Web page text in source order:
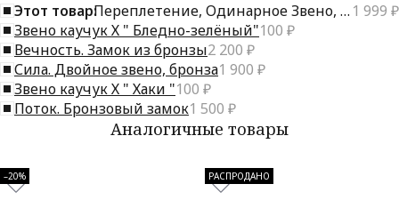
Этот товар: Переплетение, Одинарное Звено, Бронза 1 999 ₽
Звено каучук Х " Бледно-зелёный"100 ₽
Вечность. Замок из бронзы2 200 ₽
Сила. Двойное звено, бронза1 900 ₽
Звено каучук Х " Хаки "100 ₽
Поток. Бронзовый замок1 500 ₽
Аналогичные товары
–20% РАСПРОДАНО